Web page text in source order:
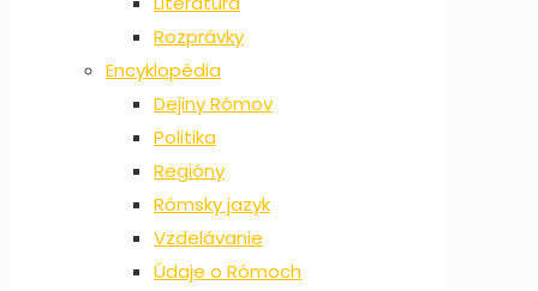
Rozprávky
Encyklopédia
Dejiny Rómov
Politika
Regióny
Rómsky jazyk
Vzdelávanie
Údaje o Rómoch